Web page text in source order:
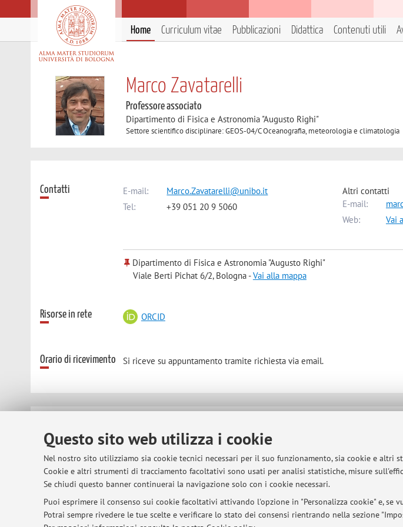
Questo sito web utilizza i cookie
Nel nostro sito utilizziamo sia cookie tecnici necessari per il suo funzionamento, sia cookie e
Cookie e altri strumenti di tracciamento facoltativi sono usati per analisi statistiche, misure
Se chiudi questo banner continuerai la navigazione solo con i cookie necessari.
Puoi esprimere il consenso sui cookie facoltativi attivando l'opzione in "Personalizza cookie" e,
Potrai sempre rivedere le tue scelte e verificare lo stato dei consensi rientrando nella sezione
Home Curriculum vitae Pubblicazioni Didattica Contenuti utili
Marco Zavatarelli
Professore associato
Dipartimento di Fisica e Astronomia "Augusto Righi"
Settore scientifico disciplinare: GEOS-04/C Oceanografia, meteorologia e climatologia
Contatti E-mail:
Marco.Zavatarelli@unibo.it
Tel:
+39 051 20 9 5060
Altri contatti
E-mail:
Web:
Vai
Dipartimento di Fisica e Astronomia "Augusto Righi"
Viale Berti Pichat 6/2, Bologna -Vai alla mappa
Risorse in rete ORCID
Orario di ricevimento Si riceve su appuntamento tramite richiesta via email.